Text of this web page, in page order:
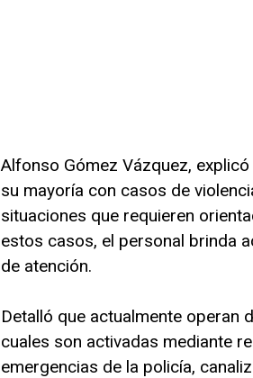
Alfonso Gómez Vázquez,
su mayoría con casos de
situaciones que requieren
estos casos, el personal brinda
de atención.
Detalló que actualmente operan
cuales son activadas mediante
emergencias de la policía,